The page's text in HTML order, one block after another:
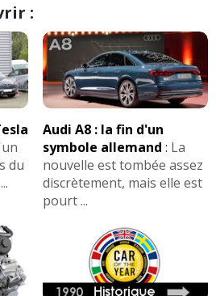
parfaite. Très faible
oct): entre 4,5 et 5,3 (hivers
position de conduite. Légère et
freins sécurisants
Consommation d'huile
conduire; rayon de braquage
de rangements, aucun aux
ROUE DE SECOURS !!
perfectible, bruits de
Coffre un peu petit, mais bon
de boîte un peu long
mais on s'habitue, mais
PANNE SUR 10 ans.
:
du
Audi A8 : la fin d'un
symbole allemand : La
nouvelle est tombée assez
discrètement, mais elle est
pourt ...